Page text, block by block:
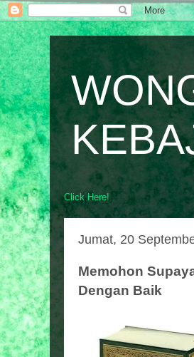
Click Here!
Jumat, 20
Memohon
Dengan Baik